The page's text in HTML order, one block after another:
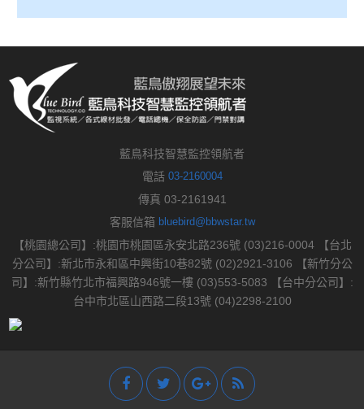
藍鳥科技智慧監控領航者
電話 03-2160004
傳真 03-2161941
客服信箱 bluebird@bbwstar.tw
【桃園總公司】:桃園市桃園區永安北路236號 (03)216-0004 【台北
分公司】:新北市永和區中興街10巷82號 (02)2921-3106 【新竹分公
司】:新竹縣竹北市福興路946號一樓 (03)553-5083 【台中分公司】:
台中市北區山西路二段13號 (04)2298-2100